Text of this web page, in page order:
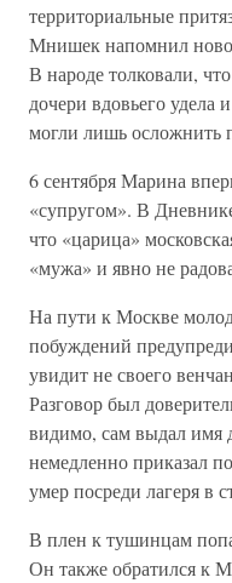
территориальные
Мнишек напомнил
В народе толковали,
дочери вдовьего удела
могли лишь осложнить
6 сентября Марина
«супругом». В
что «царица»
«мужа» и явно не
На пути к Москве
побуждений
увидит не своего
Разговор был
видимо, сам выдал имя
немедленно приказал
умер посреди лагеря в
В плен к тушинцам
Он также обратился к